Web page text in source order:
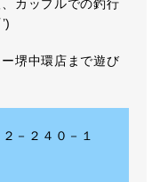
カップルでの釣行
堺中環店まで遊び
－２４０－１